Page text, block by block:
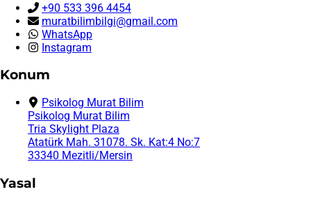
+90 533 396 4454
muratbilimbilgi@gmail.com
WhatsApp
Instagram
Konum
Psikolog Murat Bilim
Psikolog Murat Bilim
Tria Skylight Plaza
Atatürk Mah. 31078. Sk. Kat:4 No:7
33340 Mezitli/Mersin
Yasal